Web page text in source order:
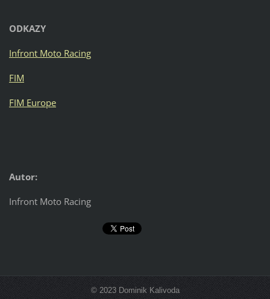
ODKAZY
Infront Moto Racing
FIM
FIM Europe
Autor:
Infront Moto Racing
© 2023 Dominik Kalivoda